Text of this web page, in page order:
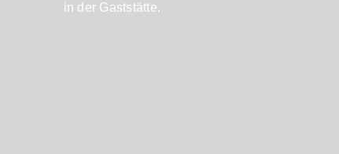
in der Gaststätte.